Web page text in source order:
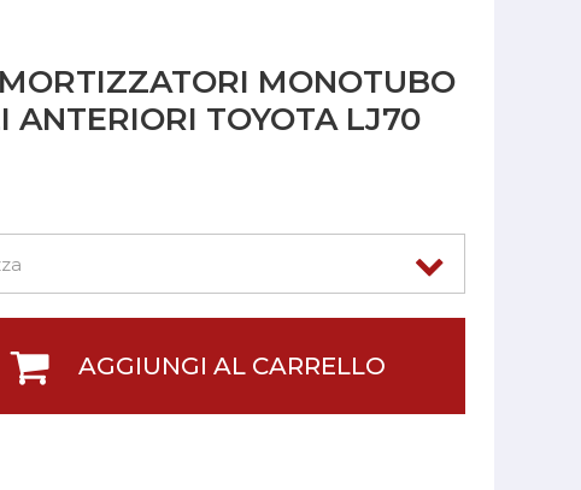
MONOTUBO
ANTERIORI TOYOTA LJ70
AGGIUNGI AL CARRELLO